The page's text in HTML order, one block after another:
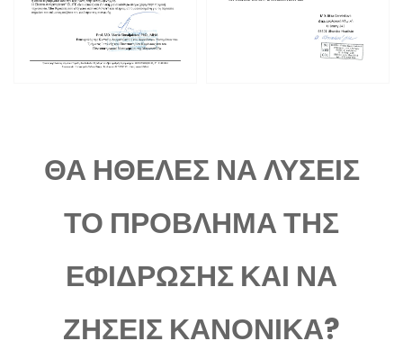
ΘΑ ΗΘΕΛΕΣ ΝΑ ΛΥΣΕΙΣ
ΤΟ ΠΡΟΒΛΗΜΑ ΤΗΣ
ΕΦΙΔΡΩΣΗΣ ΚΑΙ ΝΑ
ΖΗΣΕΙΣ ΚΑΝΟΝΙΚΑ?